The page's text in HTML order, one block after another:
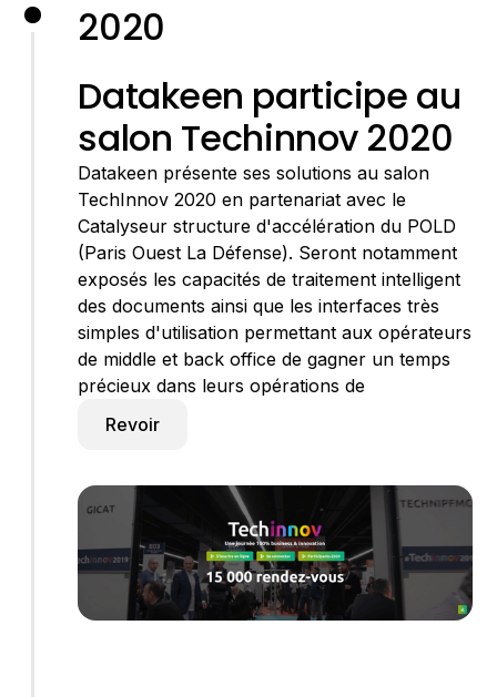
2020
Datakeen participe au
salon Techinnov 2020
Datakeen présente ses solutions au salon
TechInnov 2020 en partenariat avec le
Catalyseur structure d'accélération du POLD
(Paris Ouest La Défense). Seront notamment
exposés les capacités de traitement intelligent
des documents ainsi que les interfaces très
simples d'utilisation permettant aux opérateurs
de middle et back office de gagner un temps
précieux dans leurs opérations de
Revoir